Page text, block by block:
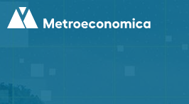
Saltar
al